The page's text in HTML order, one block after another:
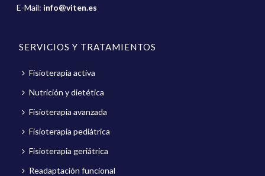
E-Mail: info@viten.es
SERVICIOS Y TRATAMIENTOS
Fisioterapia activa
Nutrición y dietética
Fisioterapia avanzada
Fisioterapia pediátrica
Fisioterapia geriátrica
Readaptación funcional